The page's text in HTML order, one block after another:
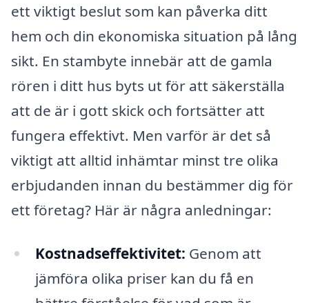
ett viktigt beslut som kan påverka ditt
hem och din ekonomiska situation på lång
sikt. En stambyte innebär att de gamla
rören i ditt hus byts ut för att säkerställa
att de är i gott skick och fortsätter att
fungera effektivt. Men varför är det så
viktigt att alltid inhämtar minst tre olika
erbjudanden innan du bestämmer dig för
ett företag? Här är några anledningar:
Kostnadseffektivitet: Genom att
jämföra olika priser kan du få en